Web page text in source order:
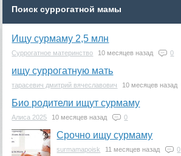
Поиск суррогатной мамы
Ищу сурмаму 2,5 млн
Суррогатное материнство 10 месяцев назад 0
ищу суррогатную мать
тарасевич дмитрий вячеславович 10 месяцев назад
Био родители ищут сурмаму
Алиса 2025 10 месяцев назад 0
Срочно ищу сурмаму
surmamapoisk 11 месяцев назад 0